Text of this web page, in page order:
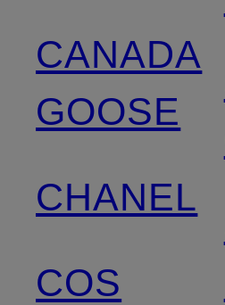
CANADA
GOOSE
CHANEL
COS